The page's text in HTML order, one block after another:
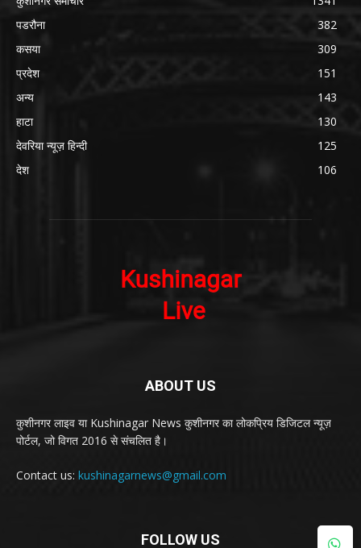
पडरौना
382
कसया
309
प्रदेश
151
अन्य
143
हाटा
130
देवरिया न्यूज़ हिन्दी
125
देश
106
ABOUT US
कुशीनगर लाइव या Kushinagar News कुशीनगर का लोकप्रिय डिजिटल न्यूज़
पोर्टल, जो विगत 2016 से संचलित है।
Contact us: kushinagarnews@gmail.com
FOLLOW US